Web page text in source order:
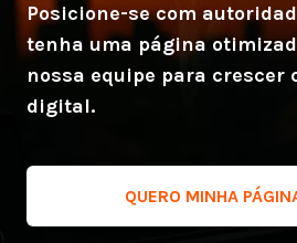
Posicione-se com
tenha uma página
nossa equipe para
digital.
QUERO MINHA